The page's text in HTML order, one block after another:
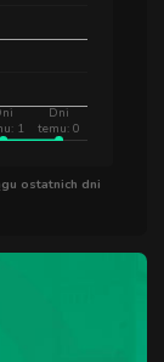
1
temu: 0
Dni
ostatnich dni